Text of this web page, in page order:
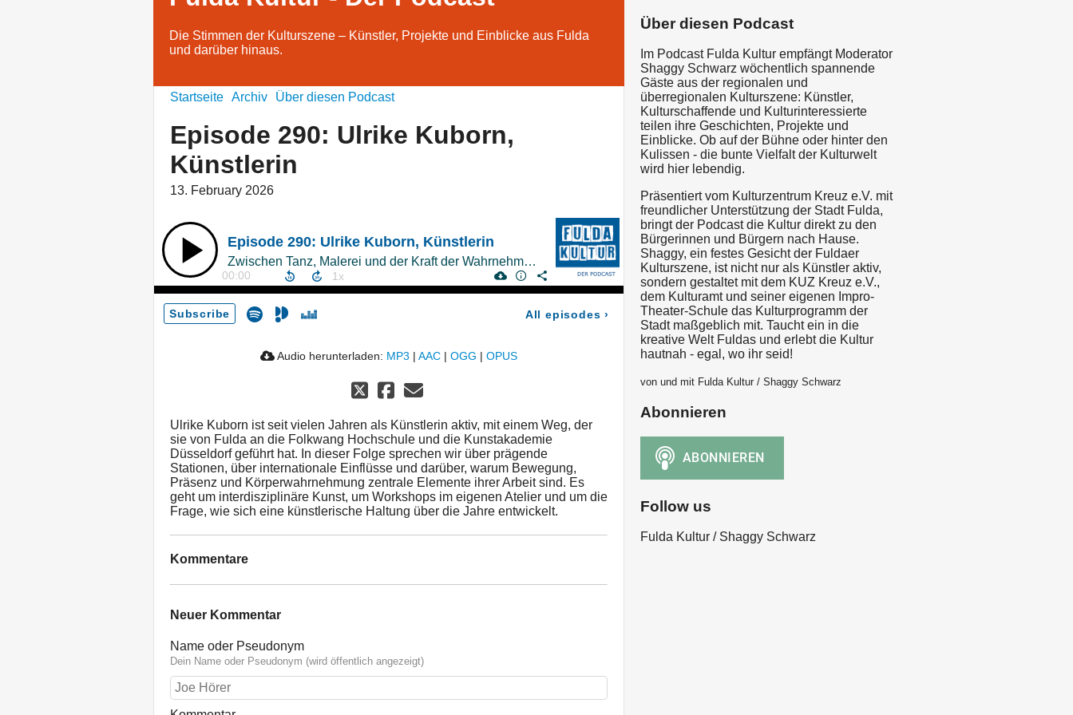
Die Stimmen der Kulturszene – Künstler, Projekte und Einblicke aus Fulda
und darüber hinaus.
Startseite Archiv Über diesen Podcast
Episode 290: Ulrike Kuborn,
Künstlerin
13. February 2026
Episode 290: Ulrike Kuborn, Künstlerin
Zwischen Tanz, Malerei und der Kraft der Wahrnehmung
00:00
Subscribe All episodes ›
Audio herunterladen: MP3 | AAC | OGG | OPUS
Ulrike Kuborn ist seit vielen Jahren als Künstlerin aktiv, mit einem Weg, der
sie von Fulda an die Folkwang Hochschule und die Kunstakademie
Düsseldorf geführt hat. In dieser Folge sprechen wir über prägende
Stationen, über internationale Einflüsse und darüber, warum Bewegung,
Präsenz und Körperwahrnehmung zentrale Elemente ihrer Arbeit sind. Es
geht um interdisziplinäre Kunst, um Workshops im eigenen Atelier und um die
Frage, wie sich eine künstlerische Haltung über die Jahre entwickelt.
Kommentare
Neuer Kommentar
Name oder Pseudonym
Dein Name oder Pseudonym (wird öffentlich angezeigt)
Über diesen Podcast
Im Podcast Fulda Kultur empfängt Moderator
Shaggy Schwarz wöchentlich spannende
Gäste aus der regionalen und
überregionalen Kulturszene: Künstler,
Kulturschaffende und Kulturinteressierte
teilen ihre Geschichten, Projekte und
Einblicke. Ob auf der Bühne oder hinter den
Kulissen - die bunte Vielfalt der Kulturwelt
wird hier lebendig.
Präsentiert vom Kulturzentrum Kreuz e.V. mit
freundlicher Unterstützung der Stadt Fulda,
bringt der Podcast die Kultur direkt zu den
Bürgerinnen und Bürgern nach Hause.
Shaggy, ein festes Gesicht der Fuldaer
Kulturszene, ist nicht nur als Künstler aktiv,
sondern gestaltet mit dem KUZ Kreuz e.V.,
dem Kulturamt und seiner eigenen Impro-
Theater-Schule das Kulturprogramm der
Stadt maßgeblich mit. Taucht ein in die
kreative Welt Fuldas und erlebt die Kultur
hautnah - egal, wo ihr seid!
von und mit Fulda Kultur / Shaggy Schwarz
Abonnieren
Follow us
Fulda Kultur / Shaggy Schwarz